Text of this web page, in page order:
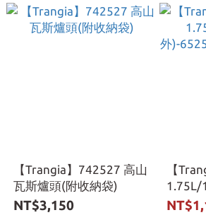
【Trangia】742527 高山
瓦斯爐頭(附收納袋)
NT$3,150
【
1.75L/
外)-